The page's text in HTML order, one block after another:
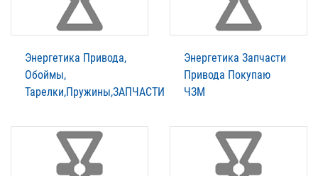
Энергетика Привода,
Обоймы,
Тарелки,Пружины,ЗАПЧАСТИ
Энергетика Запчасти
Привода Покупаю
ЧЗМ